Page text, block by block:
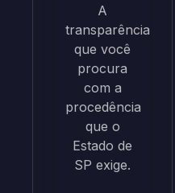
A
transparência
que você
procura
com a
procedência
que o
Estado de
SP exige.